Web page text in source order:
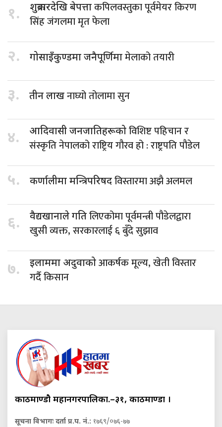
१. शुक्रबारदेखि बेपत्ताकपिलवस्तुका पूर्वमेयर किरण
सिंह जंगलमा मृत फेला
२. गोसाइँकुण्डमा जनैपूर्णिमामेलाको तयारी
३. तीन लाखनाघ्यो तोलामा सुन
४. आदिवासी जनजातिहरूकोविशिष्ट पहिचान र
संस्कृति नेपालको राष्ट्रिय गौरव हो : राष्ट्रपति पौडेल
५. कर्णालीमा मन्त्रिपरिषदविस्तारमा अझै अलमल
६. वैद्यखानाले गतिलिएकोमा पूर्वमन्त्री पौडेलद्वारा
खुसी व्यक्त, सरकारलाई ६ बुँदे सुझाव
७. इलाममा अदुवाकोआकर्षक मूल्य, खेती विस्तार
गर्दै किसान
काठमाण्डौ महानगरपालिका.–३१, काठमाण्डौं ।
सूचना विभागः दर्ता प्र.प. नं.: १७६९/०७६-७७